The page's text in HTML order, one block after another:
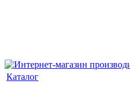
Каталог